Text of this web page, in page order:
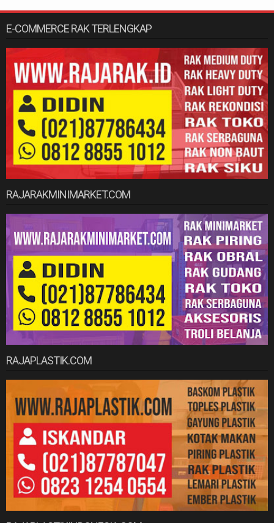
E-COMMERCE RAK TERLENGKAP
RAJARAKMINIMARKET.COM
RAJAPLASTIK.COM